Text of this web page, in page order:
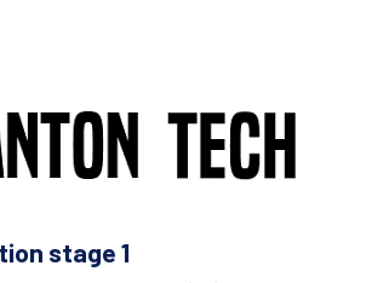
stage 1